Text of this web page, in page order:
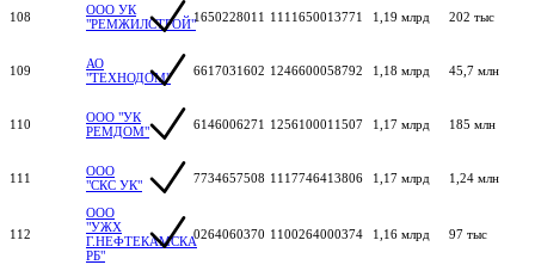
108
ООО УК
"РЕМЖИЛСТРОЙ"1650228011 1111650013771 1,19 млрд 202 тыс
109
АО
"ТЕХНОДОМ"
6617031602 1246600058792 1,18 млрд 45,7 млн
110
ООО "УК
РЕМДОМ"
6146006271 1256100011507 1,17 млрд 185 млн
111
ООО
"СКС УК"
7734657508 1117746413806 1,17 млрд 1,24 млн
112
ООО
"УЖХ
Г.НЕФТЕКАМСКА
РБ"
0264060370 1100264000374 1,16 млрд 97 тыс